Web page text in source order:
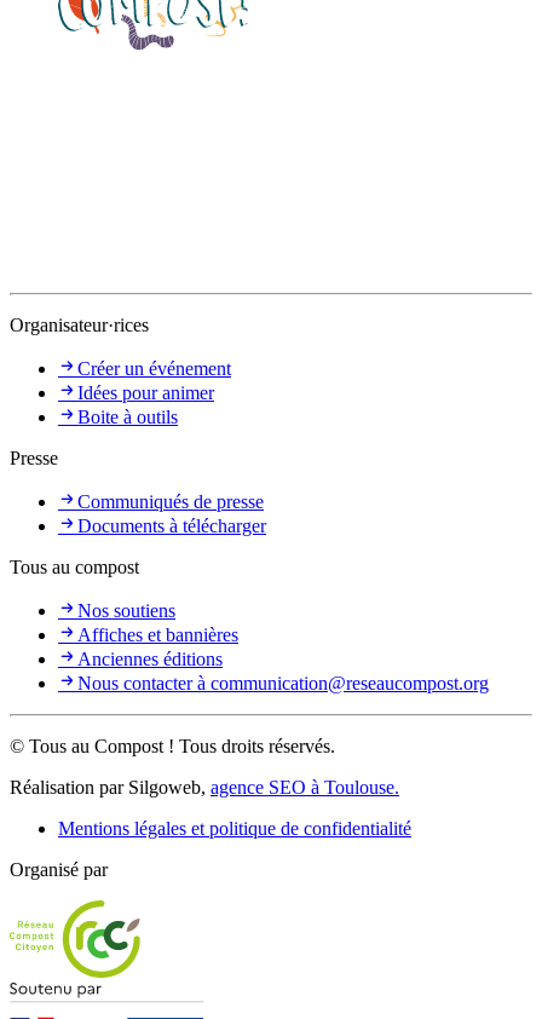
Organisateur·rices
Créer un événement
Idées pour animer
Boite à outils
Presse
Communiqués de presse
Documents à télécharger
Tous au compost
Nos soutiens
Affiches et bannières
Anciennes éditions
Nous contacter à communication@reseaucompost.org
© Tous au Compost ! Tous droits réservés.
Réalisation par Silgoweb, agence SEO à Toulouse.
Mentions légales et politique de confidentialité
Organisé par